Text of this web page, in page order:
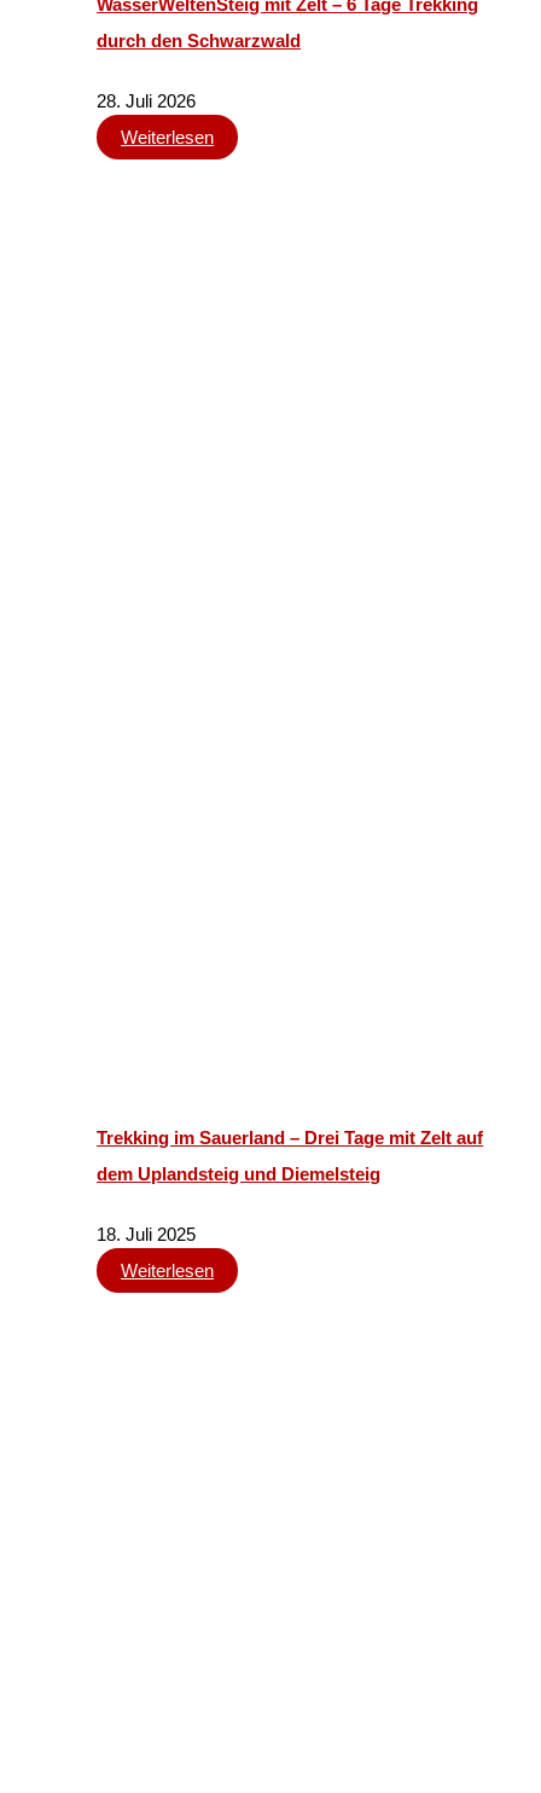
durch den Schwarzwald
28. Juli 2026
Weiterlesen
Trekking im Sauerland – Drei Tage mit Zelt auf
dem Uplandsteig und Diemelsteig
18. Juli 2025
Weiterlesen